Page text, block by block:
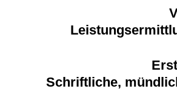
Schriftliche,